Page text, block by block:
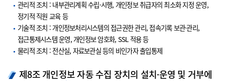
관리적 조치 : 내부관리계획 수립·시행, 개인정보 취급자의 최소화 지정 운영,
정기적 직원 교육 등
기술적 조치 : 개인정보처리시스템의 접근권한 관리, 접속기록 보관·관리,
접근통제시스템 운영, 개인정보 암호화, SSL 적용 등
물리적 조치 : 전산실, 자료보관실 등의 비인가자 출입통제
제8조 개인정보 자동 수집 장치의 설치·운영 및 거부에